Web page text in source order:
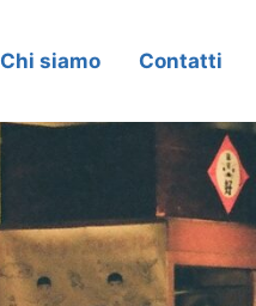
Chi siamo Contatti